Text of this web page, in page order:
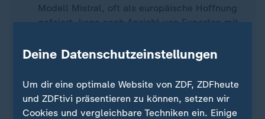
Modell Mistral, oft als europäische Hoffnung
gefeiert, kann nach Ansicht von Experten mit
Von den weltweiten KI-Supercomputern
stehen nach einer Studie aus dem Jahr 2025
gut 75 Prozent in den USA, 15 Prozent in
China. Der Anteil der EU liegt bei unter fünf
Prozent.
Deine Datenschutzeinstellungen
Um dir eine optimale Website von ZDF, ZDFheute
und ZDFtivi präsentieren zu können, setzen wir
Cookies und vergleichbare Techniken ein. Einige